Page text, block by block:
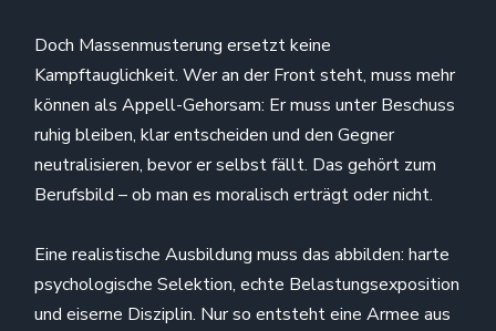
Doch Massenmusterung ersetzt keine
Kampftauglichkeit. Wer an der Front steht, muss mehr
können als Appell-Gehorsam: Er muss unter Beschuss
ruhig bleiben, klar entscheiden und den Gegner
neutralisieren, bevor er selbst fällt. Das gehört zum
Berufsbild – ob man es moralisch erträgt oder nicht.
Eine realistische Ausbildung muss das abbilden: harte
psychologische Selektion, echte Belastungsexposition
und eiserne Disziplin. Nur so entsteht eine Armee aus